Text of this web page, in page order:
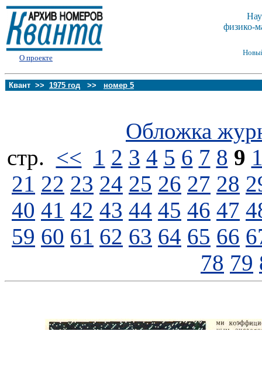
О проекте
физико-
Квант >> 1975 год >> номер 5
Обложка
стp. << 1 2 3 4 5 6 7 8 9
21 22 23 24 25 26 27 28
40 41 42 43 44 45 46 47
59 60 61 62 63 64 65 66
78 79